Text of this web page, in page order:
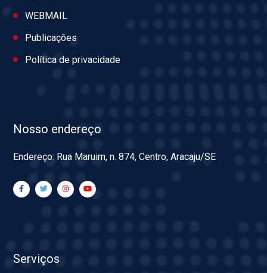
WEBMAIL
Publicações
Política de privacidade
Nosso endereço
Endereço: Rua Maruim, n. 874, Centro, Aracaju/SE
Serviços